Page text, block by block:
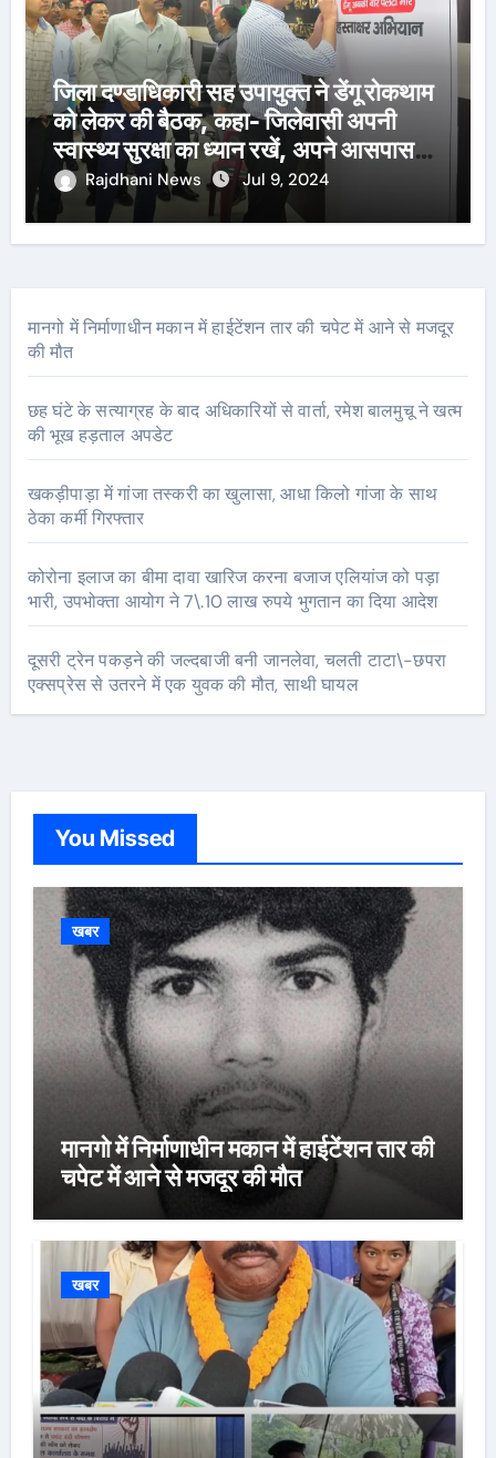
जिला दण्डाधिकारी सह उपायुक्त ने डेंगू रोकथाम
को लेकर की बैठक, कहा- जिलेवासी अपनी
स्वास्थ्य सुरक्षा का ध्यान रखें, अपने आसपास
पानी जमा न होने दें
Rajdhani News Jul 9, 2024
मानगो में निर्माणाधीन मकान में हाईटेंशन तार की चपेट में आने से मजदूर
की मौत
छह घंटे के सत्याग्रह के बाद अधिकारियों से वार्ता, रमेश बालमुचू ने खत्म
की भूख हड़ताल अपडेट
खकड़ीपाड़ा में गांजा तस्करी का खुलासा, आधा किलो गांजा के साथ
ठेका कर्मी गिरफ्तार
कोरोना इलाज का बीमा दावा खारिज करना बजाज एलियांज को पड़ा
भारी, उपभोक्ता आयोग ने 7\.10 लाख रुपये भुगतान का दिया आदेश
दूसरी ट्रेन पकड़ने की जल्दबाजी बनी जानलेवा, चलती टाटा\-छपरा
एक्सप्रेस से उतरने में एक युवक की मौत, साथी घायल
You Missed
खबर
मानगो में निर्माणाधीन मकान में हाईटेंशन तार की
चपेट में आने से मजदूर की मौत
खबर